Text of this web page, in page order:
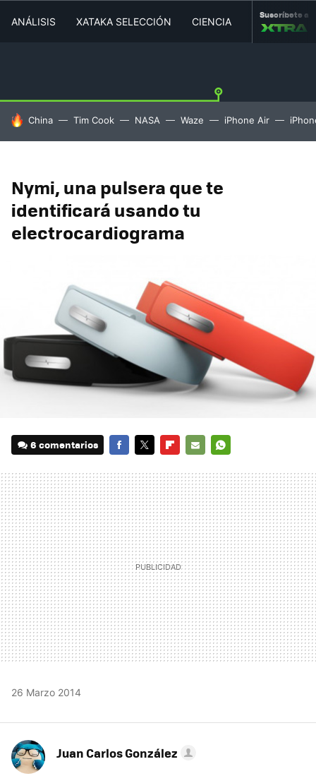
ANÁLISIS XATAKA SELECCIÓN CIENCIA MOVILIDAD
Suscríbete a
HOY SE HABLA DE
China Tim Cook NASA Waze iPhone Air
Nymi, una pulsera que te
identificará usando tu
electrocardiograma
6 comentarios
MAIL
26 Marzo 2014
Juan Carlos González